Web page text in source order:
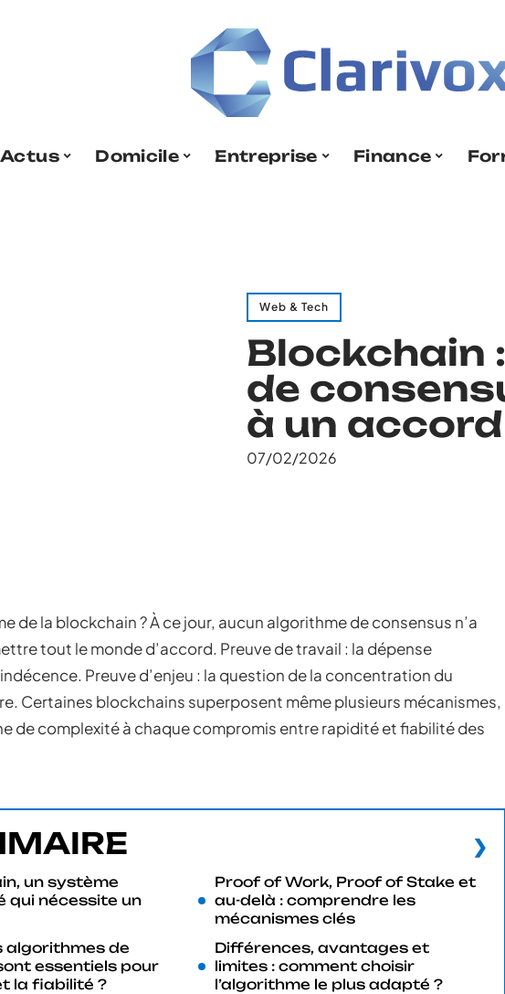
Actus Domicile Entreprise Finance
Web & Tech
Blockchain
de
à un
07/02/2026
de la blockchain ? À ce jour, aucun algorithme de consensus n’a
tout le monde d’accord. Preuve de travail : la dépense
Preuve d’enjeu : la question de la concentration du
Certaines blockchains superposent même plusieurs mécanismes,
de complexité à chaque compromis entre rapidité et fiabilité des
un système
qui nécessite un
algorithmes de
essentiels pour
la fiabilité ?
Proof of Work, Proof of Stake et
au-delà : comprendre les
mécanismes clés
Différences, avantages et
limites : comment choisir
l’algorithme le plus adapté ?